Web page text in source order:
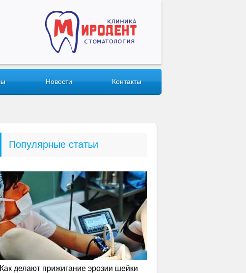
Новости Контакты
Популярные статьи
Как делают прижигание эрозии шейки